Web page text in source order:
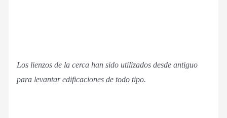
Los lienzos de la cerca han sido utilizados desde antiguo
para levantar edificaciones de todo tipo.